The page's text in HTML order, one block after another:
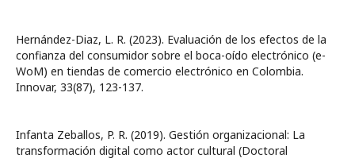
Hernández-Diaz, L. R. (2023). Evaluación de los efectos de la
confianza del consumidor sobre el boca-oído electrónico (e-
WoM) en tiendas de comercio electrónico en Colombia.
Innovar, 33(87), 123-137.
Infanta Zeballos, P. R. (2019). Gestión organizacional: La
transformación digital como actor cultural (Doctoral